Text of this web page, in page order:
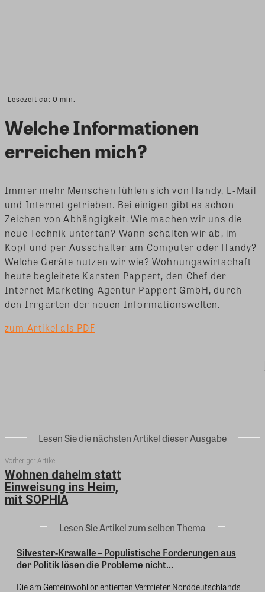
Lesezeit ca: 0 min.
Welche Informationen
erreichen mich?
Immer mehr Menschen fühlen sich von Handy, E-Mail
und Internet getrieben. Bei einigen gibt es schon
Zeichen von Abhängigkeit. Wie machen wir uns die
neue Technik untertan? Wann schalten wir ab, im
Kopf und per Ausschalter am Computer oder Handy?
Welche Geräte nutzen wir wie? Wohnungswirtschaft
heute begleitete Karsten Pappert, den Chef der
Internet Marketing Agentur Pappert GmbH, durch
den Irrgarten der neuen Informationswelten.
zum Artikel als PDF
Lesen Sie die nächsten Artikel dieser Ausgabe
Vorheriger Artikel
Wohnen daheim statt
Einweisung ins Heim,
mit SOPHIA
Lesen Sie Artikel zum selben Thema
Silvester-Krawalle – Populistische Forderungen aus
der Politik lösen die Probleme nicht...
Die am Gemeinwohl orientierten Vermieter Norddeutschlands